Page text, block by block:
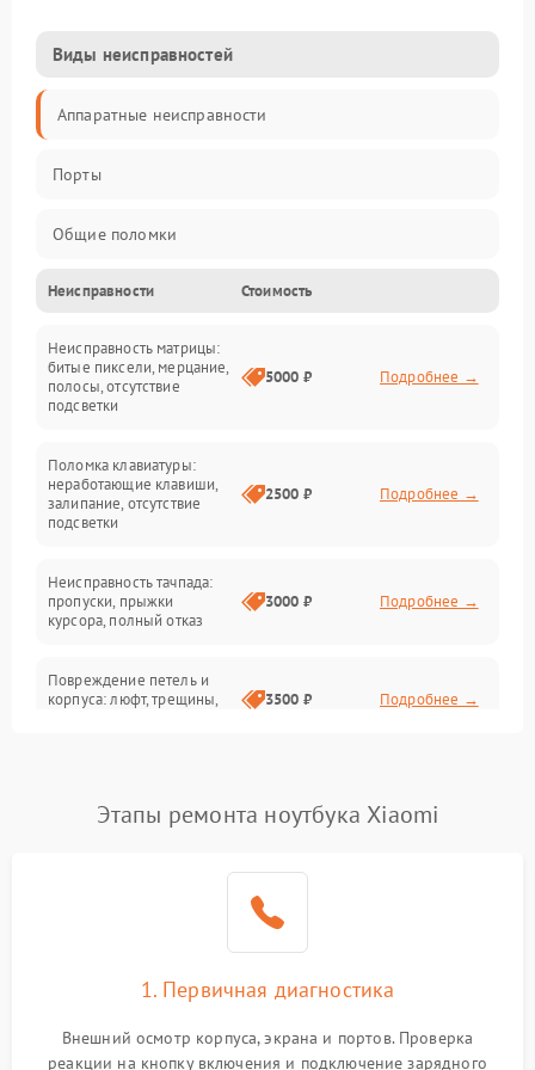
Виды неисправностей
Аппаратные неисправности
Порты
Общие поломки
Устройства
Программные ошибки
Электрические и системные сбои
Интерфейсные проблемы
Батарея
Сеть и интернет
Неисправности Стоимость
Неисправность матрицы:
битые пиксели, мерцание,
полосы, отсутствие
подсветки
5000 ₽ Подробнее →
Поломка клавиатуры:
неработающие клавиши,
залипание, отсутствие
подсветки
2500 ₽ Подробнее →
Неисправность тачпада:
пропуски, прыжки
курсора, полный отказ
3000 ₽ Подробнее →
Повреждение петель и
корпуса: люфт, трещины,
3500 ₽ Подробнее →
невозможность зарядки,
2500 ₽ Подробнее →
2000 ₽
Перегрев из‑за пыли,
неисправности кулера
Этапы ремонта ноутбука Xiaomi
1. Первичная диагностика
Внешний осмотр корпуса, экрана и портов. Проверка
реакции на кнопку включения и подключение зарядного